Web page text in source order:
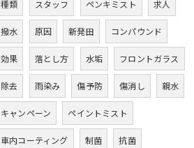
種類 スタッフ ペンキミスト 求人
撥水 原因 新発田 コンパウンド
効果 落とし方 水垢 フロントガラス
除去 雨染み 傷予防 傷消し 親水
キャンペーン ペイントミスト
車内コーティング 制菌 抗菌